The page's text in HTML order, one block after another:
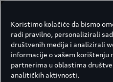
A6 Avant Basic
A6 Avant TFSI
Koristimo kolačiće da bismo
radi pravilno, personalizirali
društvenih medija i analizirali
informacije o vašem korištenju
partnerima u oblastima
analitičkih aktivnosti.